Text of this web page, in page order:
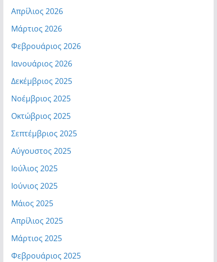
Απρίλιος 2026
Μάρτιος 2026
Φεβρουάριος 2026
Ιανουάριος 2026
Δεκέμβριος 2025
Νοέμβριος 2025
Οκτώβριος 2025
Σεπτέμβριος 2025
Αύγουστος 2025
Ιούλιος 2025
Ιούνιος 2025
Μάιος 2025
Απρίλιος 2025
Μάρτιος 2025
Φεβρουάριος 2025